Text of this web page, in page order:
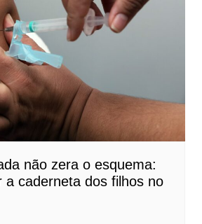
não zera o esquema:
a caderneta dos filhos no